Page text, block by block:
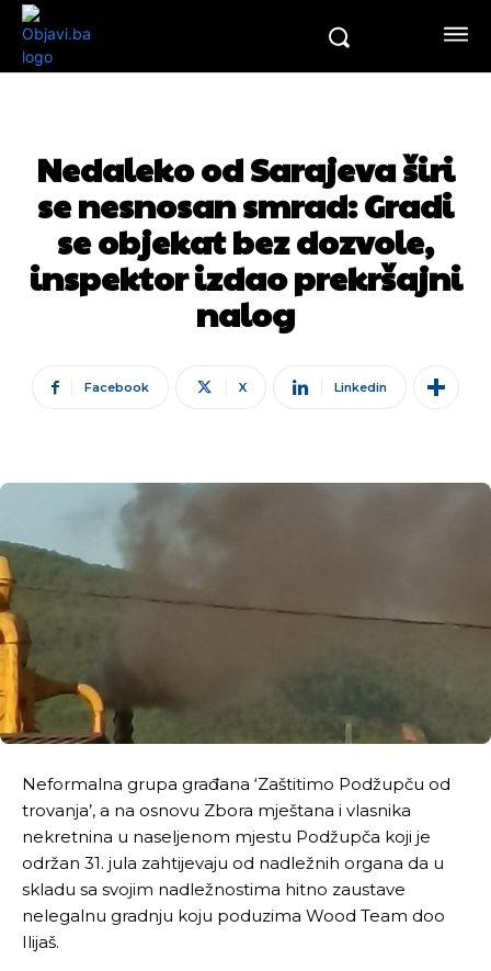
Nedaleko od Sarajeva širi
se nesnosan smrad: Gradi
se objekat bez dozvole,
inspektor izdao prekršajni
nalog
Facebook X Linkedin
Neformalna grupa građana ‘Zaštitimo Podžupču od
trovanja’, a na osnovu Zbora mještana i vlasnika
nekretnina u naseljenom mjestu Podžupča koji je
održan 31. jula zahtijevaju od nadležnih organa da u
skladu sa svojim nadležnostima hitno zaustave
nelegalnu gradnju koju poduzima Wood Team doo
Ilijaš.